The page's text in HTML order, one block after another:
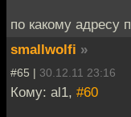
по какому адресу
smallwolfi »
#65 | 30.12.11 23:16
Кому: al1, #60